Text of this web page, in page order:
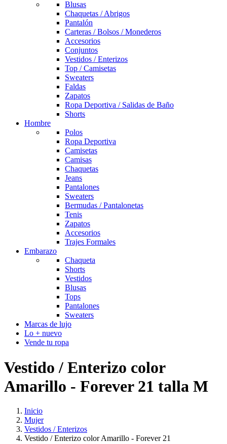
Blusas
Chaquetas / Abrigos
Pantalón
Carteras / Bolsos / Monederos
Accesorios
Conjuntos
Vestidos / Enterizos
Top / Camisetas
Sweaters
Faldas
Zapatos
Ropa Deportiva / Salidas de Baño
Shorts
Hombre
Polos
Ropa Deportiva
Camisetas
Camisas
Chaquetas
Jeans
Pantalones
Sweaters
Bermudas / Pantalonetas
Tenis
Zapatos
Accesorios
Trajes Formales
Embarazo
Chaqueta
Shorts
Vestidos
Blusas
Tops
Pantalones
Sweaters
Marcas de lujo
Lo + nuevo
Vende tu ropa
Vestido / Enterizo color
Amarillo - Forever 21 talla M
Inicio
Mujer
Vestidos / Enterizos
Vestido / Enterizo color Amarillo - Forever 21